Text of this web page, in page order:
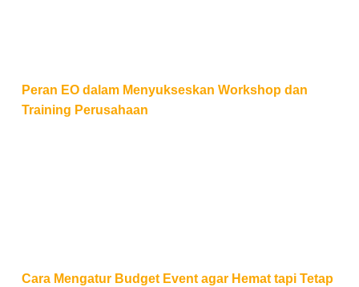
Peran EO dalam Menyukseskan Workshop dan
Training Perusahaan
Cara Mengatur Budget Event agar Hemat tapi Tetap